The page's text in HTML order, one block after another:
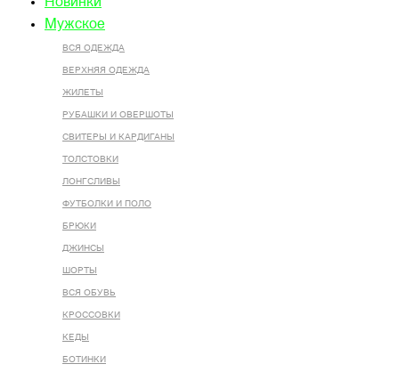
Мужское
ВСЯ ОДЕЖДА
ВЕРХНЯЯ ОДЕЖДА
ЖИЛЕТЫ
РУБАШКИ И ОВЕРШОТЫ
СВИТЕРЫ И КАРДИГАНЫ
ТОЛСТОВКИ
ЛОНГСЛИВЫ
ФУТБОЛКИ И ПОЛО
БРЮКИ
ДЖИНСЫ
ШОРТЫ
ВСЯ ОБУВЬ
КРОССОВКИ
КЕДЫ
БОТИНКИ